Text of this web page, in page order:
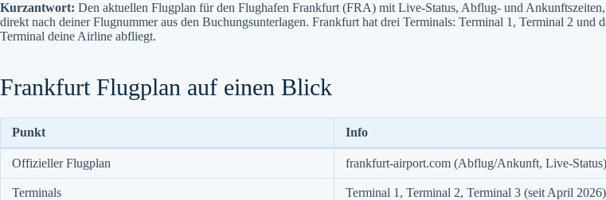
Kurzantwort: Den aktuellen Flugplan für den Flughafen Frankfurt (FRA) mit Live-Status, Abflug- und
direkt nach deiner Flugnummer aus den Buchungsunterlagen. Frankfurt hat drei Terminals: Terminal 1, Terminal 2
Terminal deine Airline abfliegt.
Frankfurt Flugplan auf einen Blick
Punkt Info
Offizieller Flugplan frankfurt-airport.com (Abflug/Ankunft, Live-Status)
Terminals Terminal 1, Terminal 2, Terminal 3 (seit April 2026)